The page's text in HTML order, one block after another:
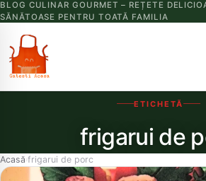
BLOG CULINAR GOURMET – REȚETE
SĂNĂTOASE PENTRU TOATĂ FAMILIA
ETICHETĂ
frigarui de
Acasă›frigarui de porc